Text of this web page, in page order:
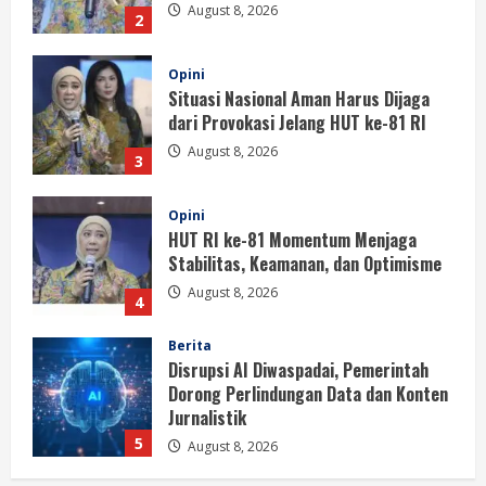
3 August 8, 2026
4
Opini
HUT RI ke-81 Momentum Menjaga
Stabilitas, Keamanan, dan Optimisme
August 8, 2026
5
Disrupsi AI Diwaspadai, Pemerintah
Dorong Perlindungan Data dan Konten
Jurnalistik
August 8, 2026
1
Berita
Perayaan Kemerdekaan Dinilai Harus
Dijaga dengan Persatuan